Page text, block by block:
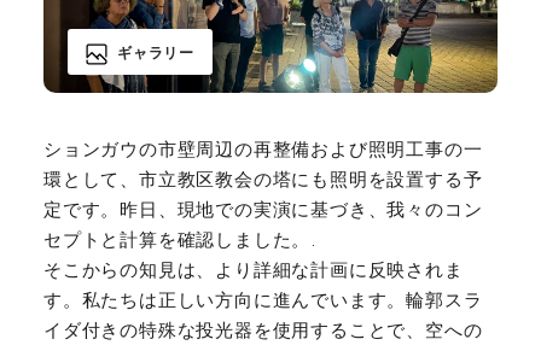
ギャラリー
ションガウの市壁周辺の再整備および照明工事の一
環として、市立教区教会の塔にも照明を設置する予
定です。昨日、現地での実演に基づき、我々のコン
セプトと計算を確認しました。.
そこからの知見は、より詳細な計画に反映されま
す。私たちは正しい方向に進んでいます。輪郭スラ
イダ付きの特殊な投光器を使用することで、空への